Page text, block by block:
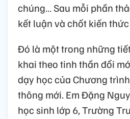
chúng… Sau mỗi phần
kết luận và chốt kiến
Đó là một trong những
khai theo tinh thần đổi
dạy học của Chương
thông mới. Em Đặng
học sinh lớp 6, Trường